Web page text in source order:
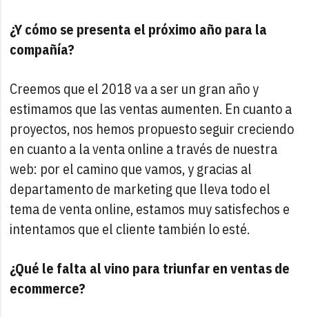
¿Y cómo se presenta el próximo año para la
compañía?
Creemos que el 2018 va a ser un gran año y
estimamos que las ventas aumenten. En cuanto a
proyectos, nos hemos propuesto seguir creciendo
en cuanto a la venta online a través de nuestra
web: por el camino que vamos, y gracias al
departamento de marketing que lleva todo el
tema de venta online, estamos muy satisfechos e
intentamos que el cliente también lo esté.
¿Qué le falta al vino para triunfar en ventas de
ecommerce?